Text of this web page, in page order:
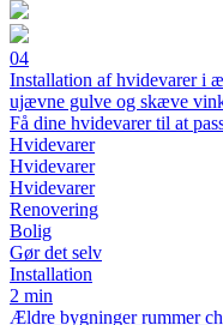
04
Installation af hvidevarer i
ujævne gulve og skæve
Få dine hvidevarer til at
Hvidevarer
Hvidevarer
Hvidevarer
Renovering
Bolig
Gør det selv
Installation
2 min
Ældre bygninger rummer